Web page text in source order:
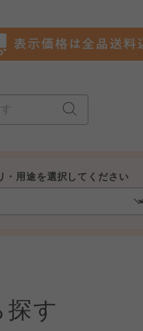
・用途を選択してください
探す